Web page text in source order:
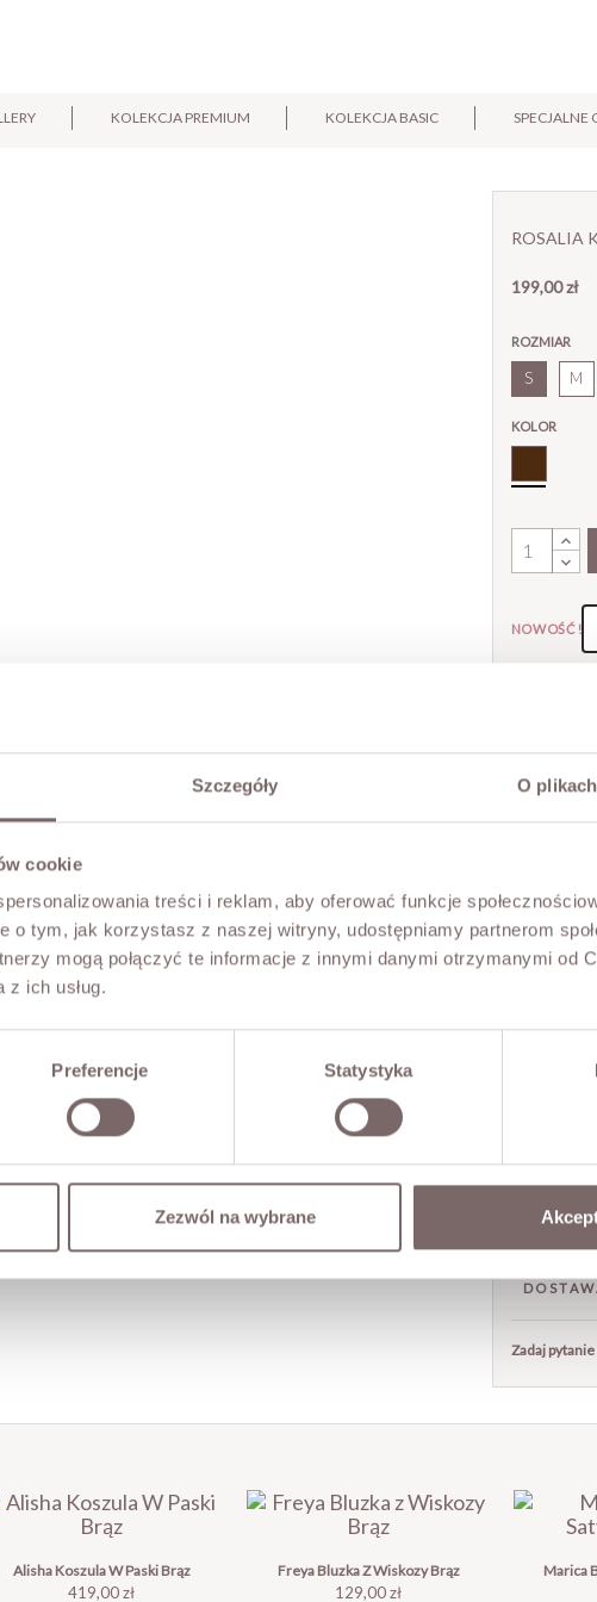
Szczegóły O
cookie
treści i reklam, aby oferować funkcje
o tym, jak korzystasz z naszej witryny, udostępniamy partnerom
mogą połączyć te informacje z innymi danymi otrzymanymi od
ich usług.
Preferencje Statystyka
Zezwól na wybrane
KOLEKCJA PREMIUM KOLEKCJA BASIC SPECJALNE
ROSALIA
199,00 zł
ROZMIAR
S M
KOLOR
NOWOŚĆ!
SKŁAD
ZWROT
Zadaj
Alisha Koszula W Paski Brąz
Cena
419,00 zł
Freya Bluzka Z Wiskozy Brąz
Cena
129,00 zł
Marica
×